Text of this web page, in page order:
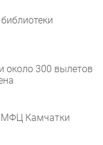
около 300 вылетов
МФЦ Камчатки